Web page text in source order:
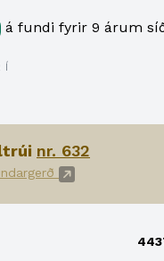
á fundi fyrir 9 árum
Í
nr. 632